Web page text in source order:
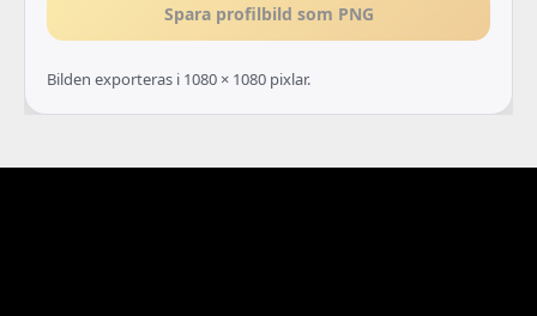
Spara profilbild som PNG
Bilden exporteras i 1080 × 1080 pixlar.